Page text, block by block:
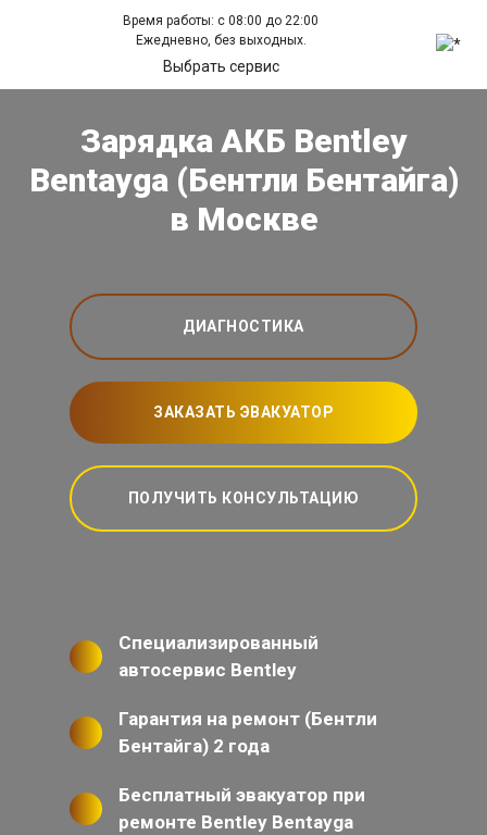
Время работы: с 08:00 до 22:00
Ежедневно, без выходных.
Выбрать сервис
Зарядка АКБ Bentley
Bentayga (Бентли Бентайга)
в Москве
ДИАГНОСТИКА
ЗАКАЗАТЬ ЭВАКУАТОР
ПОЛУЧИТЬ КОНСУЛЬТАЦИЮ
Специализированный
автосервис Bentley
Гарантия на ремонт (Бентли
Бентайга) 2 года
Бесплатный эвакуатор при
ремонте Bentley Bentayga